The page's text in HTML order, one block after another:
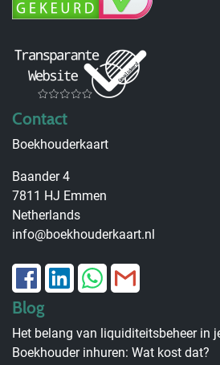
Contact
Boekhouderkaart
Baander 4
7811 HJ Emmen
Netherlands
info@boekhouderkaart.nl
Blog
Het belang van liquiditeitsbeheer in
Boekhouder inhuren: Wat kost dat?